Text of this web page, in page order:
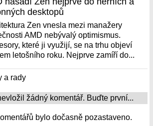
desktopů
Zen vnesla mezi manažery
AMD nebývalý optimismus.
které ji využijí, se na trhu objeví
letošního roku. Nejprve zamíří do...
a rady
žádný komentář. Buďte první...
bylo dočasně pozastaveno.